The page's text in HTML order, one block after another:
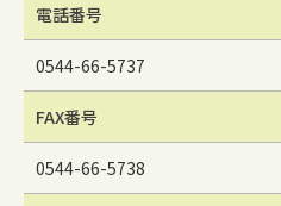
電話番号
0544-66-5737
FAX番号
0544-66-5738